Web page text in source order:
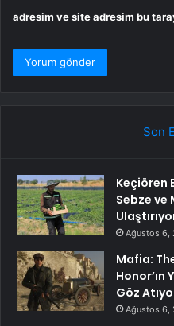
adresim ve site adresim bu
Son
Keçiören
Sebze ve
Ağustos 6,
Mafia:
Honor’ın
Göz
Ağustos 6,